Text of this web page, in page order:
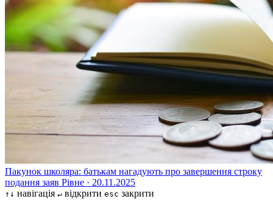
Пакунок школяра: батькам нагадують про завершення строку
подання заяв Рівне · 20.11.2025
↑↓ навігація ↵ відкрити esc закрити